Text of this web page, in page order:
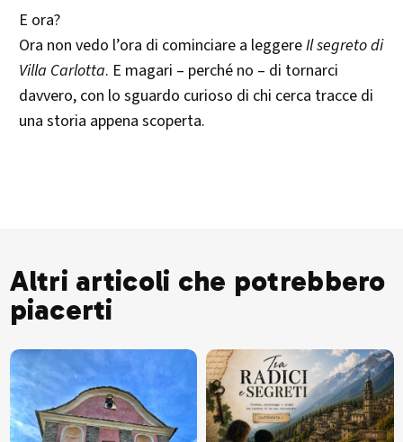
E ora?
Ora non vedo l’ora di cominciare a leggereIl segreto di
Villa Carlotta. E magari – perché no – di tornarci
davvero, con lo sguardo curioso di chi cerca tracce di
una storia appena scoperta.
Altri articoli che potrebbero
piacerti